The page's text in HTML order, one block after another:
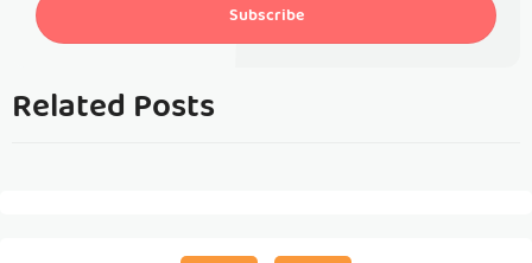
Subscribe
Related Posts